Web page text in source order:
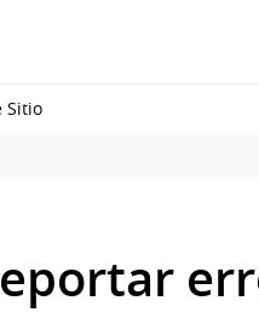
Sitio